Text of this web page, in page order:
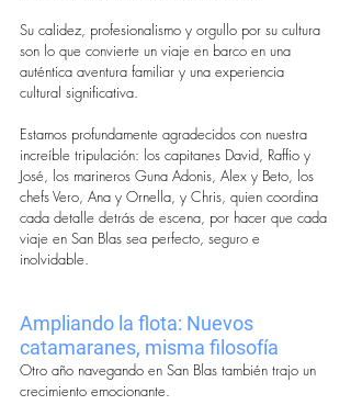
Su calidez, profesionalismo y orgullo por su cultura
son lo que convierte un viaje en barco en una
auténtica aventura familiar y una experiencia
cultural significativa.
Estamos profundamente agradecidos con nuestra
increíble tripulación: los capitanes David, Raffio y
José, los marineros Guna Adonis, Alex y Beto, los
chefs Vero, Ana y Ornella, y Chris, quien coordina
cada detalle detrás de escena, por hacer que cada
viaje en San Blas sea perfecto, seguro e
inolvidable.
Ampliando la flota: Nuevos
catamaranes, misma filosofía
Otro año navegando en San Blas también trajo un
crecimiento emocionante.